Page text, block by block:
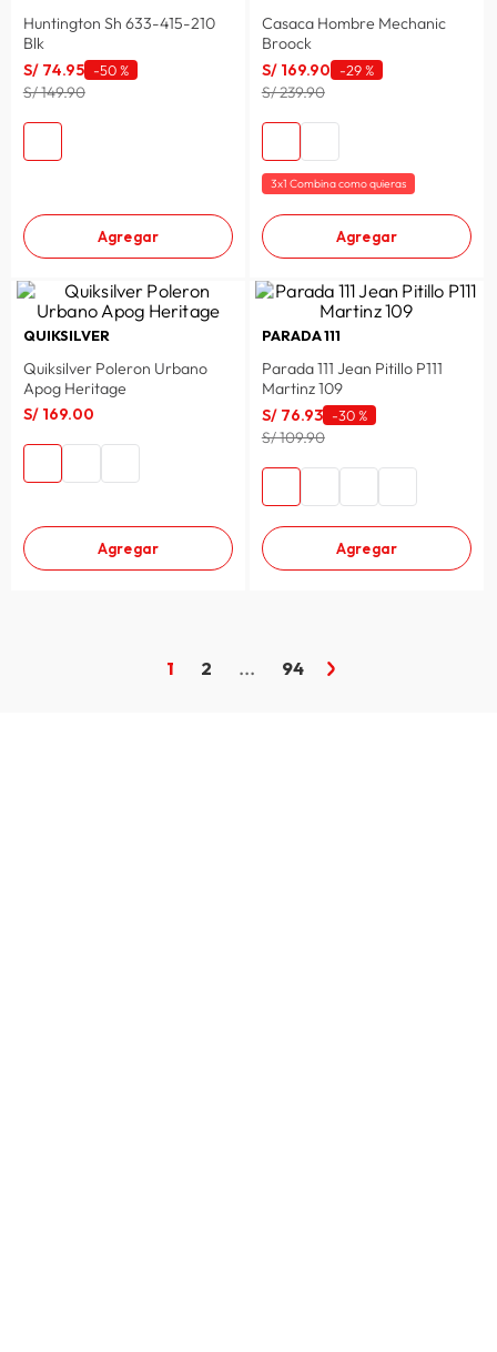
Huntington Sh 633-415-210
Blk
S/ 74.95 -50 %
S/ 149.90
Agregar
Casaca Hombre Mechanic
Broock
S/ 169.90 -29 %
S/ 239.90
3x1 Combina como quieras
Agregar
QUIKSILVER
Quiksilver Poleron Urbano
Apog Heritage
S/ 169.00
Agregar
PARADA 111
Parada 111 Jean Pitillo P111
Martinz 109
S/ 76.93 -30 %
S/ 109.90
Agregar
1 2 ... 94